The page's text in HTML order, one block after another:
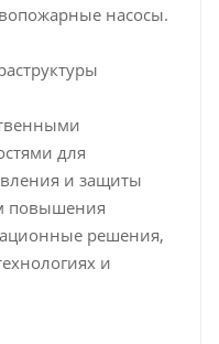
насосы.
для
и защиты
повышения
решения,
и